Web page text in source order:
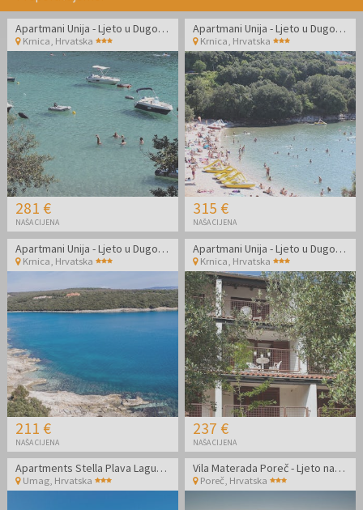
Apartmani Unija - Ljeto u Dugoj Uvali
Krnica Hrvatska
281 €
NAŠA CIJENA
Apartmani Unija - Ljeto u Dugoj Uvali
Krnica Hrvatska
315 €
NAŠA CIJENA
Apartmani Unija - Ljeto u Dugoj Uvali
Krnica Hrvatska
211 €
NAŠA CIJENA
Apartmani Unija - Ljeto u Dugoj Uvali
Krnica Hrvatska
237 €
NAŠA CIJENA
Apartments Stella Plava Laguna - Obiteljski kraj ljeta u Istri
Umag, Hrvatska
Vila Materada Poreč - Ljeto na izuzetnoj lokaciji
Poreč, Hrvatska